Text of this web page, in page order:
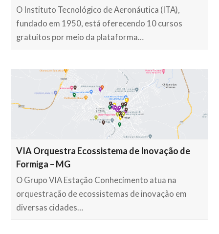
O Instituto Tecnológico de Aeronáutica (ITA),
fundado em 1950, está oferecendo 10 cursos
gratuitos por meio da plataforma…
VIA Orquestra Ecossistema de Inovação de
Formiga – MG
O Grupo VIA Estação Conhecimento atua na
orquestração de ecossistemas de inovação em
diversas cidades…